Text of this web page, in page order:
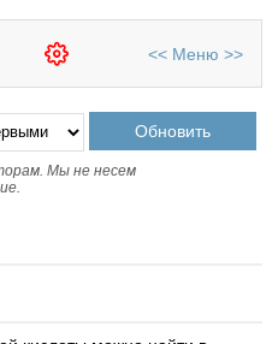
<< Меню >>
Мы не несем